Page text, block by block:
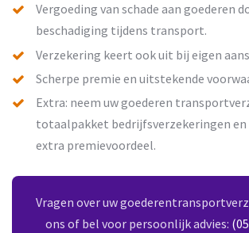
Vergoeding van schade aan goederen
beschadiging tijdens transport.
Verzekering keert ook uit bij eigen
Scherpe premie en uitstekende
Extra: neem uw goederen
totaalpakket bedrijfsverzekeringen
extra premievoordeel.
Vragen over uw
ons of bel voor persoonlijk advies: